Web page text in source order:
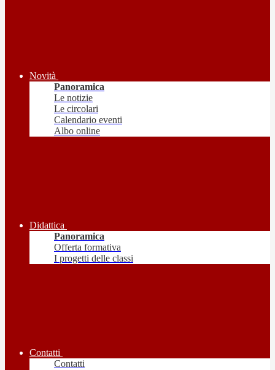
Novità
Panoramica
Le notizie
Le circolari
Calendario eventi
Albo online
Didattica
Panoramica
Offerta formativa
I progetti delle classi
Contatti
Contatti